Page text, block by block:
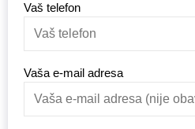
Vaš telefon
Vaša e-mail adresa